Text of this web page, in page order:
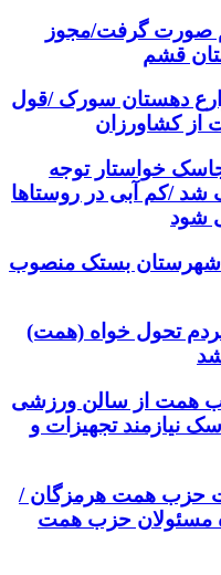
صورت گرفت/مجوز
قشم
دهستان سورک /قول
از کشاورزان
خواستار توجه
شد /کم آبی در روستاها
شود
بستک منصوب
تحول خواه (همت)
همت از سالن ورزشی
نیازمند تجهیزات و
حزب همت هرمزگان /
مسئولان حزب همت